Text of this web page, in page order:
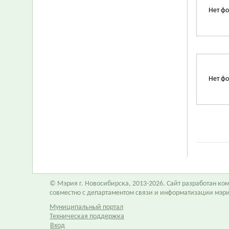
Нет
Нет
© Мэрия г. Новосибирска, 2013-2026. Сайт разработан
совместно с департаментом связи и информатизации
Муниципальный портал
Техническая поддержка
Вход